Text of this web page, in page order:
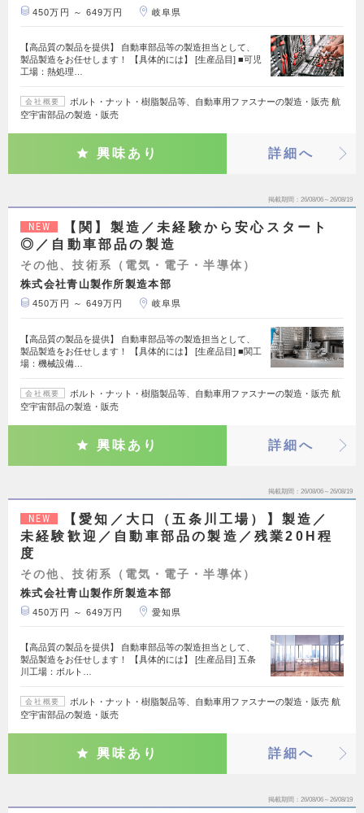
450万円 ～ 649万円 岐阜県
【高品質の製品を提供】 自動車部品等の製造担当として、
製品製造をお任せします！ 【具体的には】 [生産品目] ■可児
工場：熱処理…
会社概要
ボルト・ナット・樹脂製品等、自動車用ファスナーの製造・販売 航
空宇宙部品の製造・販売
興味あり 詳細へ
掲載期間 26/08/06～26/08/19
NEW
【関】製造／未経験から安心スタート
◎／自動車部品の製造
その他、技術系（電気・電子・半導体）
株式会社青山製作所製造本部
450万円 ～ 649万円 岐阜県
【高品質の製品を提供】 自動車部品等の製造担当として、
製品製造をお任せします！ 【具体的には】 [生産品目] ■関工
場：機械設備…
会社概要
ボルト・ナット・樹脂製品等、自動車用ファスナーの製造・販売 航
空宇宙部品の製造・販売
興味あり 詳細へ
掲載期間 26/08/06～26/08/19
NEW
【愛知／大口（五条川工場）】製造／
未経験歓迎／自動車部品の製造／残業20H程
度
その他、技術系（電気・電子・半導体）
株式会社青山製作所製造本部
450万円 ～ 649万円 愛知県
【高品質の製品を提供】 自動車部品等の製造担当として、
製品製造をお任せします！ 【具体的には】 [生産品目] 五条
川工場：ボルト…
会社概要
ボルト・ナット・樹脂製品等、自動車用ファスナーの製造・販売 航
空宇宙部品の製造・販売
興味あり 詳細へ
掲載期間 26/08/06～26/08/19